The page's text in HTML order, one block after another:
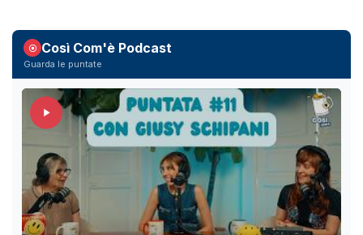
Così Com'è Podcast
Guarda le puntate